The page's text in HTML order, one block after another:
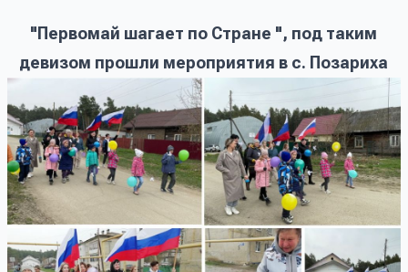
"Первомай шагает по Стране ", под таким
девизом прошли мероприятия в с. Позариха